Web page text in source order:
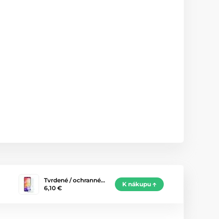
Tvrdené / ochranné…
6,10 €
K nákupu